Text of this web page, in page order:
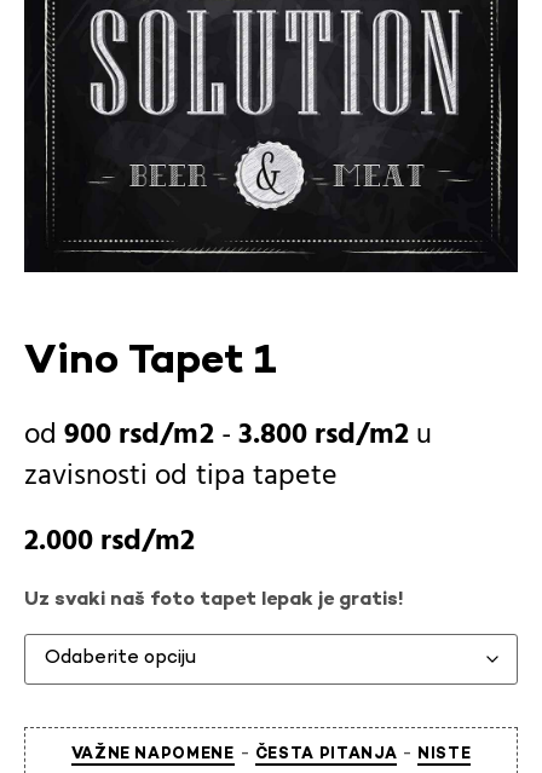
Vino Tapet 1
900rsd -3.800rsd
u
zavisnosti od tipa tapete
2.000rsd
Uz svaki naš foto tapet lepak je gratis!
VAŽNE NAPOMENE - ČESTA PITANJA -
NISTE